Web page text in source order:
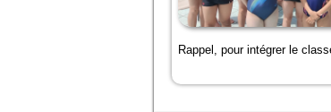
Rappel, pour intégrer le